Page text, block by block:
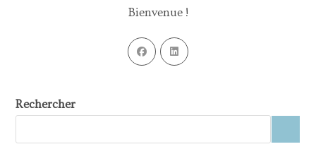
Bienvenue !
Rechercher